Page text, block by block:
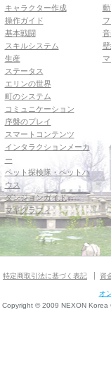
キャラクター作成
操作ガイド
基本戦闘
スキルシステム
生産
ステータス
エリンの世界
町のシステム
コミュニケーション
序盤のプレイ
スマートコンテンツ
インタラクションメーカ
ー
ペット探検隊・ペットハ
ウス
ダンジョンガイド
マギグラフィ
特定商取引法に基づく表記 資
オ
Copyright © 2009 NEXON Korea